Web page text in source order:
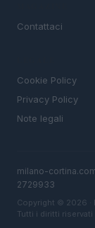
Contattaci
Cookie Policy
Privacy Policy
Note legali
milano-
2729933
Copyright © 2026 ·
Tutti i diritti riservati